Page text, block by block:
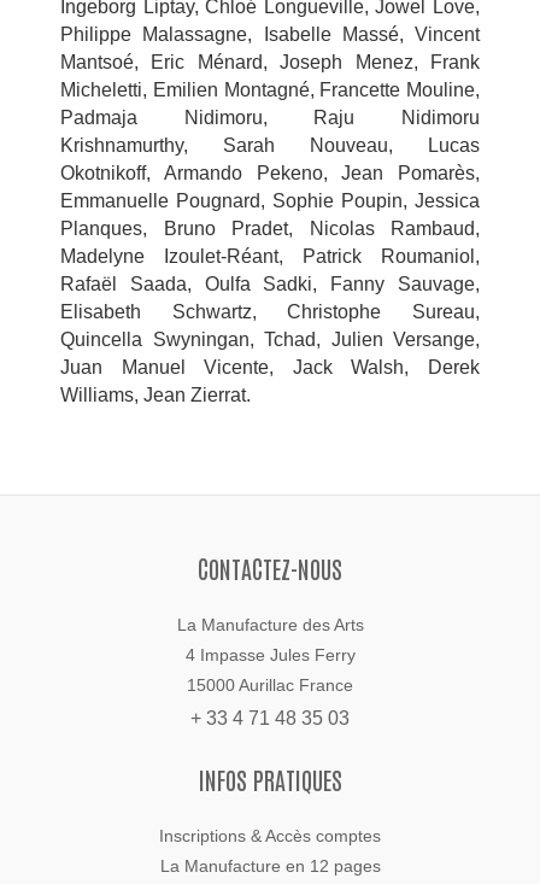
Ingeborg Liptay, Chloé Longueville, Jowel Love,
Philippe Malassagne, Isabelle Massé, Vincent
Mantsoé, Eric Ménard, Joseph Menez, Frank
Micheletti, Emilien Montagné, Francette Mouline,
Padmaja Nidimoru, Raju Nidimoru
Krishnamurthy, Sarah Nouveau, Lucas
Okotnikoff, Armando Pekeno, Jean Pomarès,
Emmanuelle Pougnard, Sophie Poupin, Jessica
Planques, Bruno Pradet, Nicolas Rambaud,
Madelyne Izoulet-Réant, Patrick Roumaniol,
Rafaël Saada, Oulfa Sadki, Fanny Sauvage,
Elisabeth Schwartz, Christophe Sureau,
Quincella Swyningan, Tchad, Julien Versange,
Juan Manuel Vicente, Jack Walsh, Derek
Williams, Jean Zierrat.
CONTACTEZ-NOUS
La Manufacture des Arts
4 Impasse Jules Ferry
15000 Aurillac France
+ 33 4 71 48 35 03
INFOS PRATIQUES
Inscriptions & Accès comptes
La Manufacture en 12 pages